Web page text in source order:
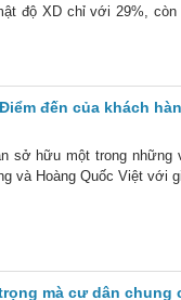
độ XD chỉ với 29%,
đến của khách
sở hữu một trong
và Hoàng Quốc Việt với
mà cư dân chung